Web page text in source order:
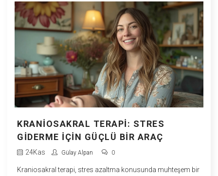
KRANIOSAKRAL TERAPI: STRES
GIDERME İÇIN GÜÇLÜ BIR ARAÇ
24Kas Gülay Alpan 0
Kraniosakral terapi, stres azaltma konusunda muhteşem bir